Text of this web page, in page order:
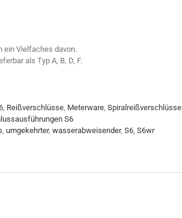
ein Vielfaches davon.
als Typ A, B, D, F.
Reißverschlüsse Meterware Spiralreißverschlüsse
S6
umgekehrter, wasserabweisender, S6 S6wr